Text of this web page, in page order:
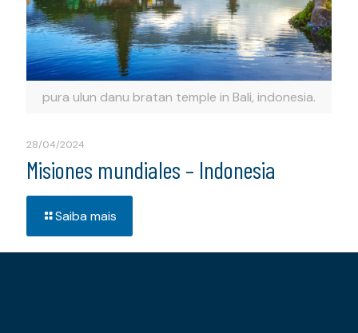
pura ulun danu bratan temple in Bali, indonesia.
28/04/2024
Misiones mundiales – Indonesia
Saiba mais